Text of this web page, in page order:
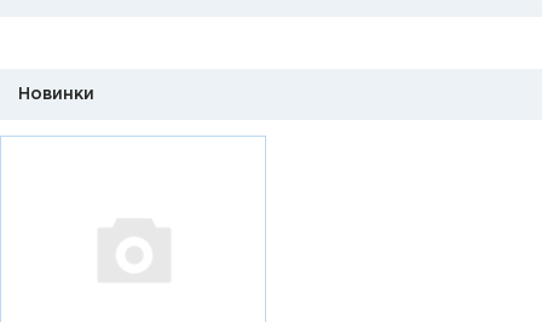
Новинки